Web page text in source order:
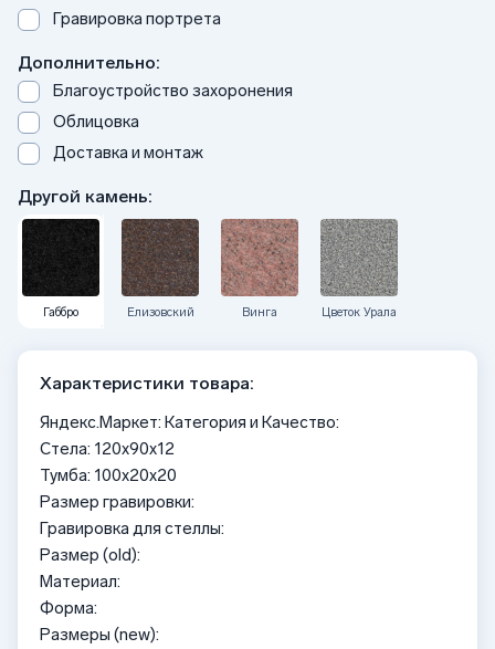
Гравировка портрета
Дополнительно:
Благоустройство захоронения
Облицовка
Доставка и монтаж
Другой камень:
Габбро Елизовский Винга Цветок Урала
Характеристики товара:
Яндекс.Маркет: Категория и Качество:
Стела: 120x90x12
Тумба: 100x20x20
Размер гравировки:
Гравировка для стеллы:
Размер (old):
Материал:
Форма:
Размеры (new):